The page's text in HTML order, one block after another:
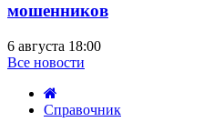
мошенников
6 августа 18:00
Все новости
Справочник